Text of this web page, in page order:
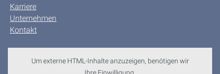
Karriere
Unternehmen
Kontakt
Um externe HTML-Inhalte anzuzeigen, benötigen wir